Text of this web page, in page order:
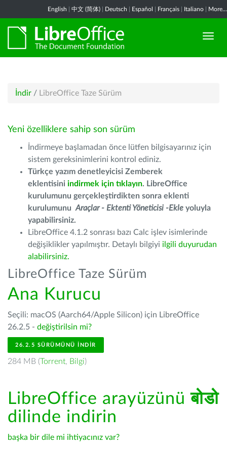
English 中文 (简体) Deutsch Español Français Italiano More...
İndir / LibreOffice Taze Sürüm
Yeni özelliklere sahip son sürüm
İndirmeye başlamadan önce lütfen bilgisayarınız için
sistem gereksinimlerini kontrol ediniz.
Türkçe yazım denetleyicisi Zemberek
eklentisini indirmek için tıklayın. LibreOffice
kurulumunu gerçekleştirdikten sonra eklenti
kurulumunu Araçlar - Ektenti Yöneticisi -Ekle yoluyla
yapabilirsiniz.
LibreOffice 4.1.2 sonrası bazı Calc işlev isimlerinde
değişiklikler yapılmıştır. Detaylı bilgiyi ilgili duyurudan
alabilirsiniz.
LibreOffice Taze Sürüm
Ana Kurucu
Seçili: macOS (Aarch64/Apple Silicon) için LibreOffice
26.2.5 - değiştirilsin mi?
26.2.5 SÜRÜMÜNÜ İNDIR
284 MB (Torrent, Bilgi)
LibreOffice arayüzünüबोडो
dilinde indirin
başka bir dile mi ihtiyacınız var?